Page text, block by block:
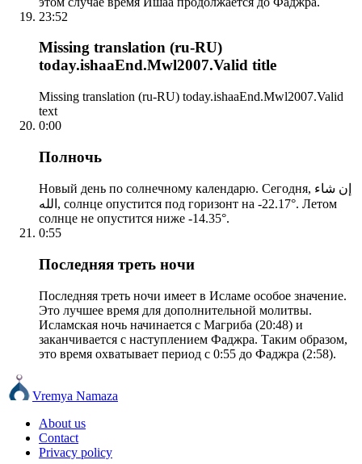
23:52
Missing translation (ru-RU)
today.ishaaEnd.Mwl2007.Valid title
Missing translation (ru-RU) today.ishaaEnd.Mwl2007.Valid
text
0:00
Полночь
Новый день по солнечному календарю. Сегодня, إن شاء
الله, солнце опустится под горизонт на -22.17°. Летом
солнце не опустится ниже -14.35°.
0:55
Последняя треть ночи
Последняя треть ночи имеет в Исламе особое значение.
Это лучшее время для дополнительной молитвы.
Исламская ночь начинается с Магриба (20:48) и
заканчивается с наступлением Фаджра. Таким образом,
это время охватывает период с 0:55 до Фаджра (2:58).
Vremya Namaza
About us
Contact
Privacy policy